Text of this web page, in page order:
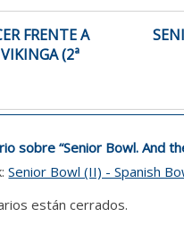
FRENTE A
(2ª
sobre “Senior Bowl. And
Senior Bowl (II) - Spanish
están cerrados.